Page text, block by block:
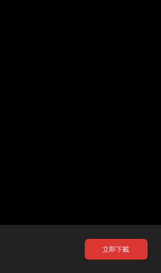
立即下載